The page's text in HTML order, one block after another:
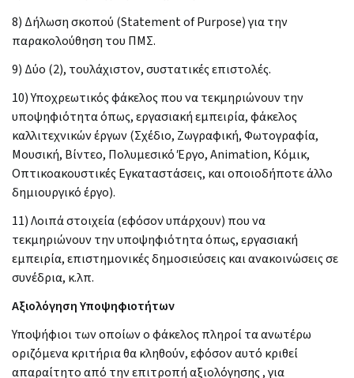
8) Δήλωση σκοπού (Statement of Purpose) για την
παρακολούθηση του ΠΜΣ.
9) Δύο (2), τουλάχιστον, συστατικές επιστολές.
10) Υποχρεωτικός φάκελος που να τεκμηριώνουν την
υποψηφιότητα όπως, εργασιακή εμπειρία, φάκελος
καλλιτεχνικών έργων (Σχέδιο, Ζωγραφική, Φωτογραφία,
Μουσική, Βίντεο, Πολυμεσικό Έργο, Animation, Κόμικ,
Οπτικοακουστικές Εγκαταστάσεις, και οποιοδήποτε άλλο
δημιουργικό έργο).
11) Λοιπά στοιχεία (εφόσον υπάρχουν) που να
τεκμηριώνουν την υποψηφιότητα όπως, εργασιακή
εμπειρία, επιστημονικές δημοσιεύσεις και ανακοινώσεις σε
συνέδρια, κ.λπ.
Aξιολόγηση Υποψηφιοτήτων
Υποψήφιοι των οποίων ο φάκελος πληροί τα ανωτέρω
οριζόμενα κριτήρια θα κληθούν, εφόσον αυτό κριθεί
απαραίτητο από την επιτροπή αξιολόγησης , για